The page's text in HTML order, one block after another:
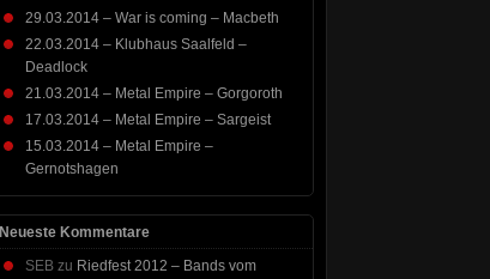
29.03.2014 – War is coming – Macbeth
22.03.2014 – Klubhaus Saalfeld –
Deadlock
21.03.2014 – Metal Empire – Gorgoroth
17.03.2014 – Metal Empire – Sargeist
15.03.2014 – Metal Empire –
Gernotshagen
Neueste Kommentare
SEB zu Riedfest 2012 – Bands vom